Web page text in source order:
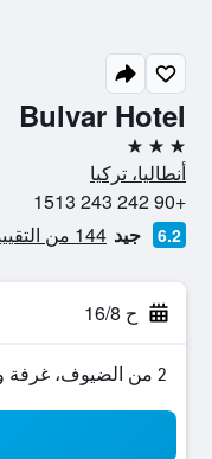
Bulvar Hotel
3 نجوم
أنطاليا، تركيا
+90 242 243 1513
6.2 جيد 144 من التقييمات تم التحقق منها
ح 16/8
2 من الضيوف، غرفة واحدة